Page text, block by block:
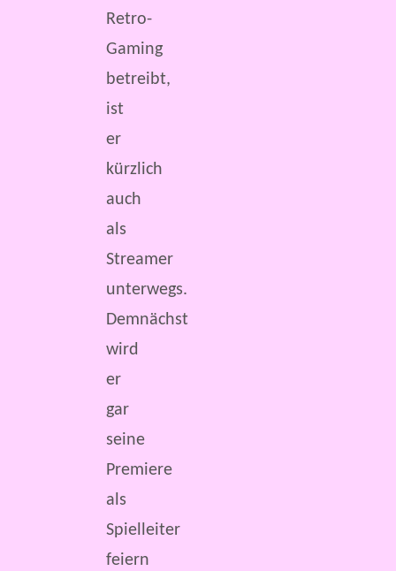
Retro-
Gaming
betreibt,
ist
er
kürzlich
auch
als
Streamer
unterwegs.
Demnächst
wird
er
gar
seine
Premiere
als
Spielleiter
feiern